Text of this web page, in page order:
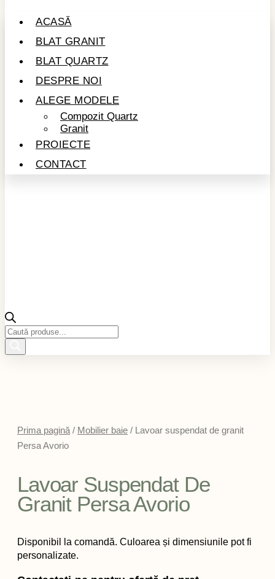
ACASĂ
BLAT GRANIT
BLAT QUARTZ
DESPRE NOI
ALEGE MODELE
Compozit Quartz
Granit
PROIECTE
CONTACT
Products
search
Prima pagină / Mobilier baie / Lavoar suspendat de granit
Persa Avorio
Lavoar Suspendat De
Granit Persa Avorio
Disponibil la comandă. Culoarea și dimensiunile pot fi
personalizate.